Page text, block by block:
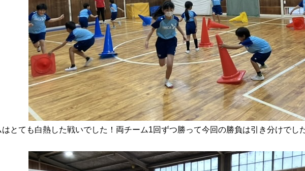
はとても白熱した戦いでした！両チーム1回ずつ勝って今回の勝負は引き分けでし